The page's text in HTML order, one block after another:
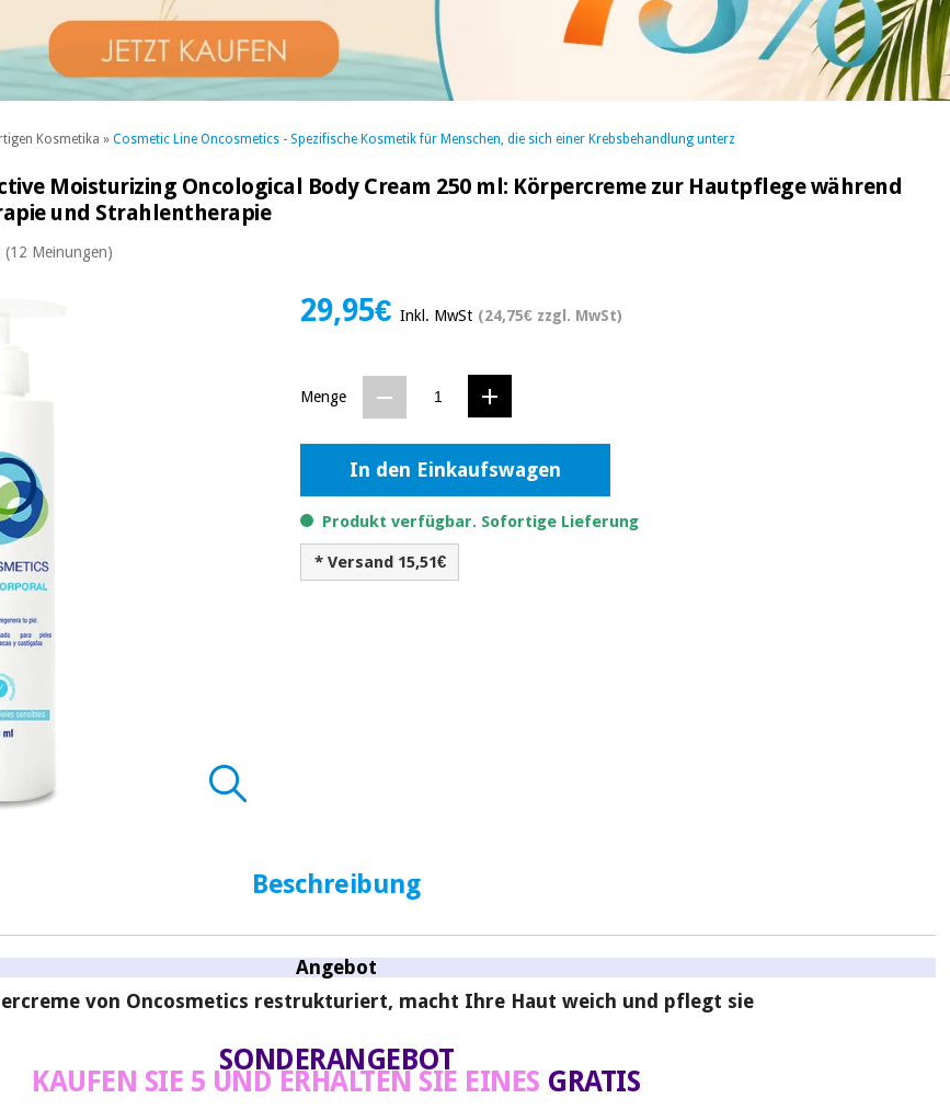
Kosmetika » Cosmetic Line Oncosmetics - Spezifische Kosmetik für Menschen, die sich einer Krebsbehandlung unterz
Moisturizing Oncological Body Cream 250 ml: Körpercreme zur Hautpflege während
und Strahlentherapie
(12 Meinungen)
29,95€Inkl. MwSt (24,75€ zzgl. MwSt)
Menge
In den Einkaufswagen
Produkt verfügbar. Sofortige Lieferung
* Versand 15,51€
Beschreibung
Angebot
von Oncosmetics restrukturiert, macht Ihre Haut weich und pflegt sie
SONDERANGEBOT
KAUFEN SIE 5 UND ERHALTEN SIE EINES GRATIS